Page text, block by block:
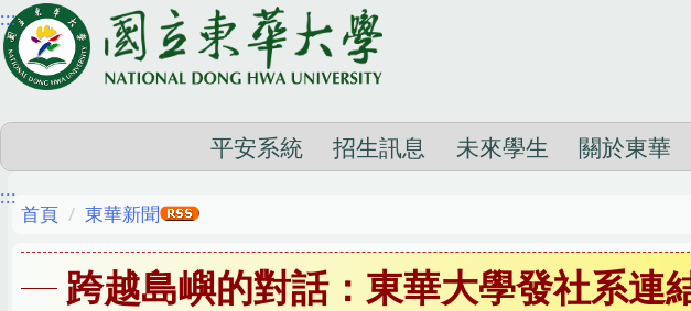
跳
到
主
容
區
:::
平安系統 招生訊息 未來學生 關於東華
:::
首頁 東華新聞
跨越島嶼的對話：東華大學發社系連